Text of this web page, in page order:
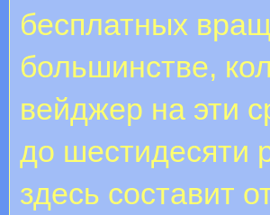
бесплатных
большинстве,
вейджер на эти
до шестидесяти
здесь составит